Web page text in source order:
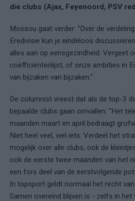
die clubs (Ajax, Feyenoord, PSV
Mossou gaat verder: "Over de
Eredivisie kun je eindeloos
alles aan op eensgezindheid. Vergeet
coëfficiëntenlijst, of onze ambities in
van bijzaken van bijzaken."
De columnist vreest dat als de top-3
bepaalde clubs gaan omvallen: "Het
maanden maart en april bedraagt
Niet heel veel, wel iets. Verdeel het
mogelijk over alle clubs, ook de
ook de eerste twee maanden van het
een fors deel van de eerstvolgende
In topsport geldt normaal het recht
Samen overeind blijven is - zelfs in het